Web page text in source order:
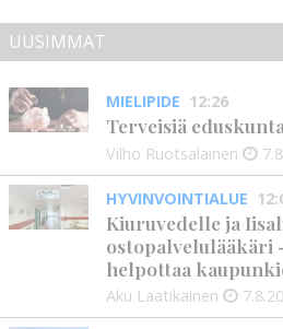
UUSIMMAT
MIELIPIDE 12:26
Terveisiä
Vilho Ruotsalainen
HYVINVOINTIALUE
Kiuruvedelle ja
ostopalvelulääkäri
helpottaa
Aku Laatikainen